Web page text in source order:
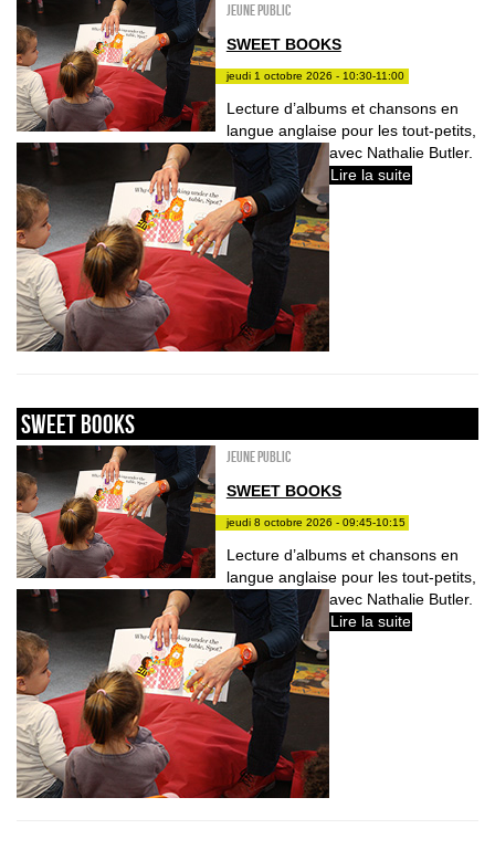
Jeune public
SWEET BOOKS
jeudi 1 octobre 2026 - 10:30-11:00
Lecture d’albums et chansons en
langue anglaise pour les tout-petits,
avec Nathalie Butler.
Lire la suite
sweet books
Jeune public
SWEET BOOKS
jeudi 8 octobre 2026 - 09:45-10:15
Lecture d’albums et chansons en
langue anglaise pour les tout-petits,
avec Nathalie Butler.
Lire la suite